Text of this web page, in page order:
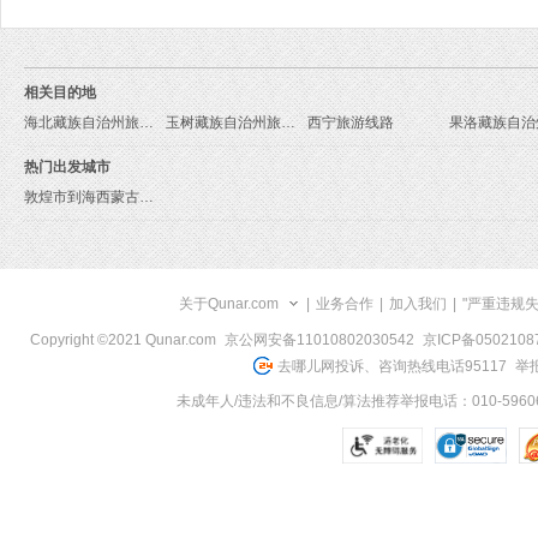
相关目的地
海北藏族自治州旅游线路
玉树藏族自治州旅游线路 西宁旅游线路
热门出发城市
敦煌市到海西蒙古族藏族自治州旅游报价
关于Qunar.com 业务合作 加入我们 "严重违规
Copyright ©2021 Qunar.com 京公网安备11010802030542
京ICP备
去哪儿网投诉、咨询热线电话95117 举
未成年人/违法和不良信息/算法推荐举报电话：010-